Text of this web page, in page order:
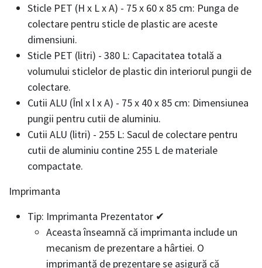
Sticle PET (H x L x A) - 75 x 60 x 85 cm: Punga de
colectare pentru sticle de plastic are aceste
dimensiuni.
Sticle PET (litri) - 380 L: Capacitatea totală a
volumului sticlelor de plastic din interiorul pungii de
colectare.
Cutii ALU (Înl x l x A) - 75 x 40 x 85 cm: Dimensiunea
pungii pentru cutii de aluminiu.
Cutii ALU (litri) - 255 L: Sacul de colectare pentru
cutii de aluminiu contine 255 L de materiale
compactate.
Imprimanta
Tip: Imprimanta Prezentator ✔
Aceasta înseamnă că imprimanta include un
mecanism de prezentare a hârtiei. O
imprimantă de prezentare se asigură că